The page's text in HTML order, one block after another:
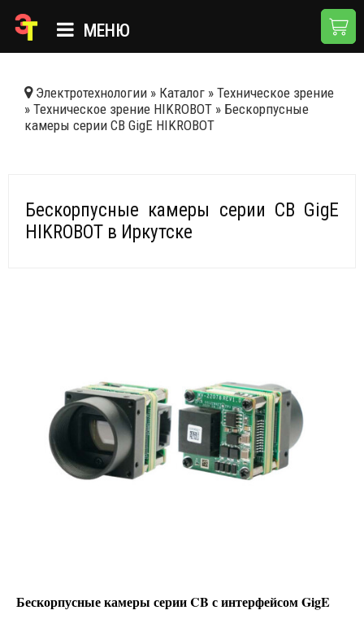
МЕНЮ
КАТАЛОГ
НОВОСТИ
ДОСТАВКА И ОПЛАТА
Электротехнологии » Каталог » Техническое зрение
» Техническое зрение HIKROBOT » Бескорпусные
камеры серии CB GigE HIKROBOT
Бескорпусные камеры серии CB GigE
HIKROBOT в Иркутске
Бескорпусные камеры серии CB с интерфейсом GigE